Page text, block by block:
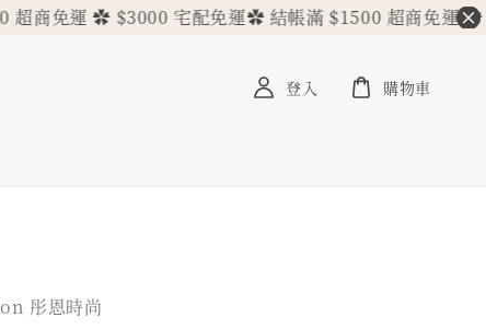
✿ $3000 宅配免運✿ 結帳滿 $1500 超商免運 ✿ $3000
登入 購物車
彤恩時尚